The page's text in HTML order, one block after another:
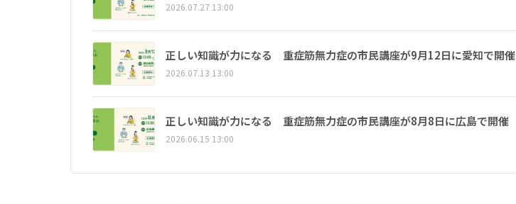
2026.07.27 13:00
正しい知識が力になる 重症筋無力症の市民講座が9月12日に愛知で開催
2026.07.13 13:00
正しい知識が力になる 重症筋無力症の市民講座が8月8日に広島で開催
2026.06.15 13:00